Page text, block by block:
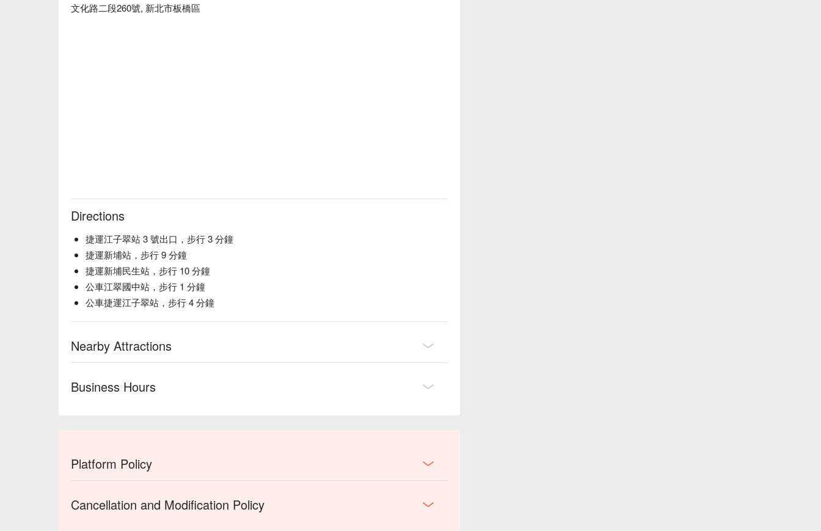
文化路二段260號, 新北市板橋區
Directions
捷運江子翠站 3 號出口，步行 3 分鐘
捷運新埔站，步行 9 分鐘
捷運新埔民生站，步行 10 分鐘
公車江翠國中站，步行 1 分鐘
公車捷運江子翠站，步行 4 分鐘
Nearby Attractions
Business Hours
Platform Policy
Cancellation and Modification Policy